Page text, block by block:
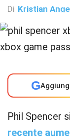
Di Kristian
G
Phil Spencer
recente